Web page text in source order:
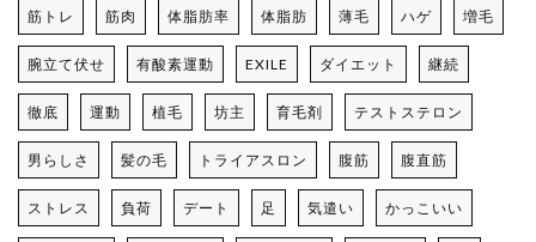
筋トレ 筋肉 体脂肪率 体脂肪 薄毛 ハゲ 増毛
腕立て伏せ 有酸素運動 EXILE ダイエット 継続
徹底 運動 植毛 坊主 育毛剤 テストステロン
男らしさ 髪の毛 トライアスロン 腹筋 腹直筋
ストレス 負荷 デート 足 気遣い かっこいい